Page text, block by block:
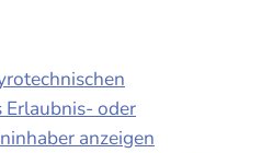
Erlaubnis- oder
anzeigen